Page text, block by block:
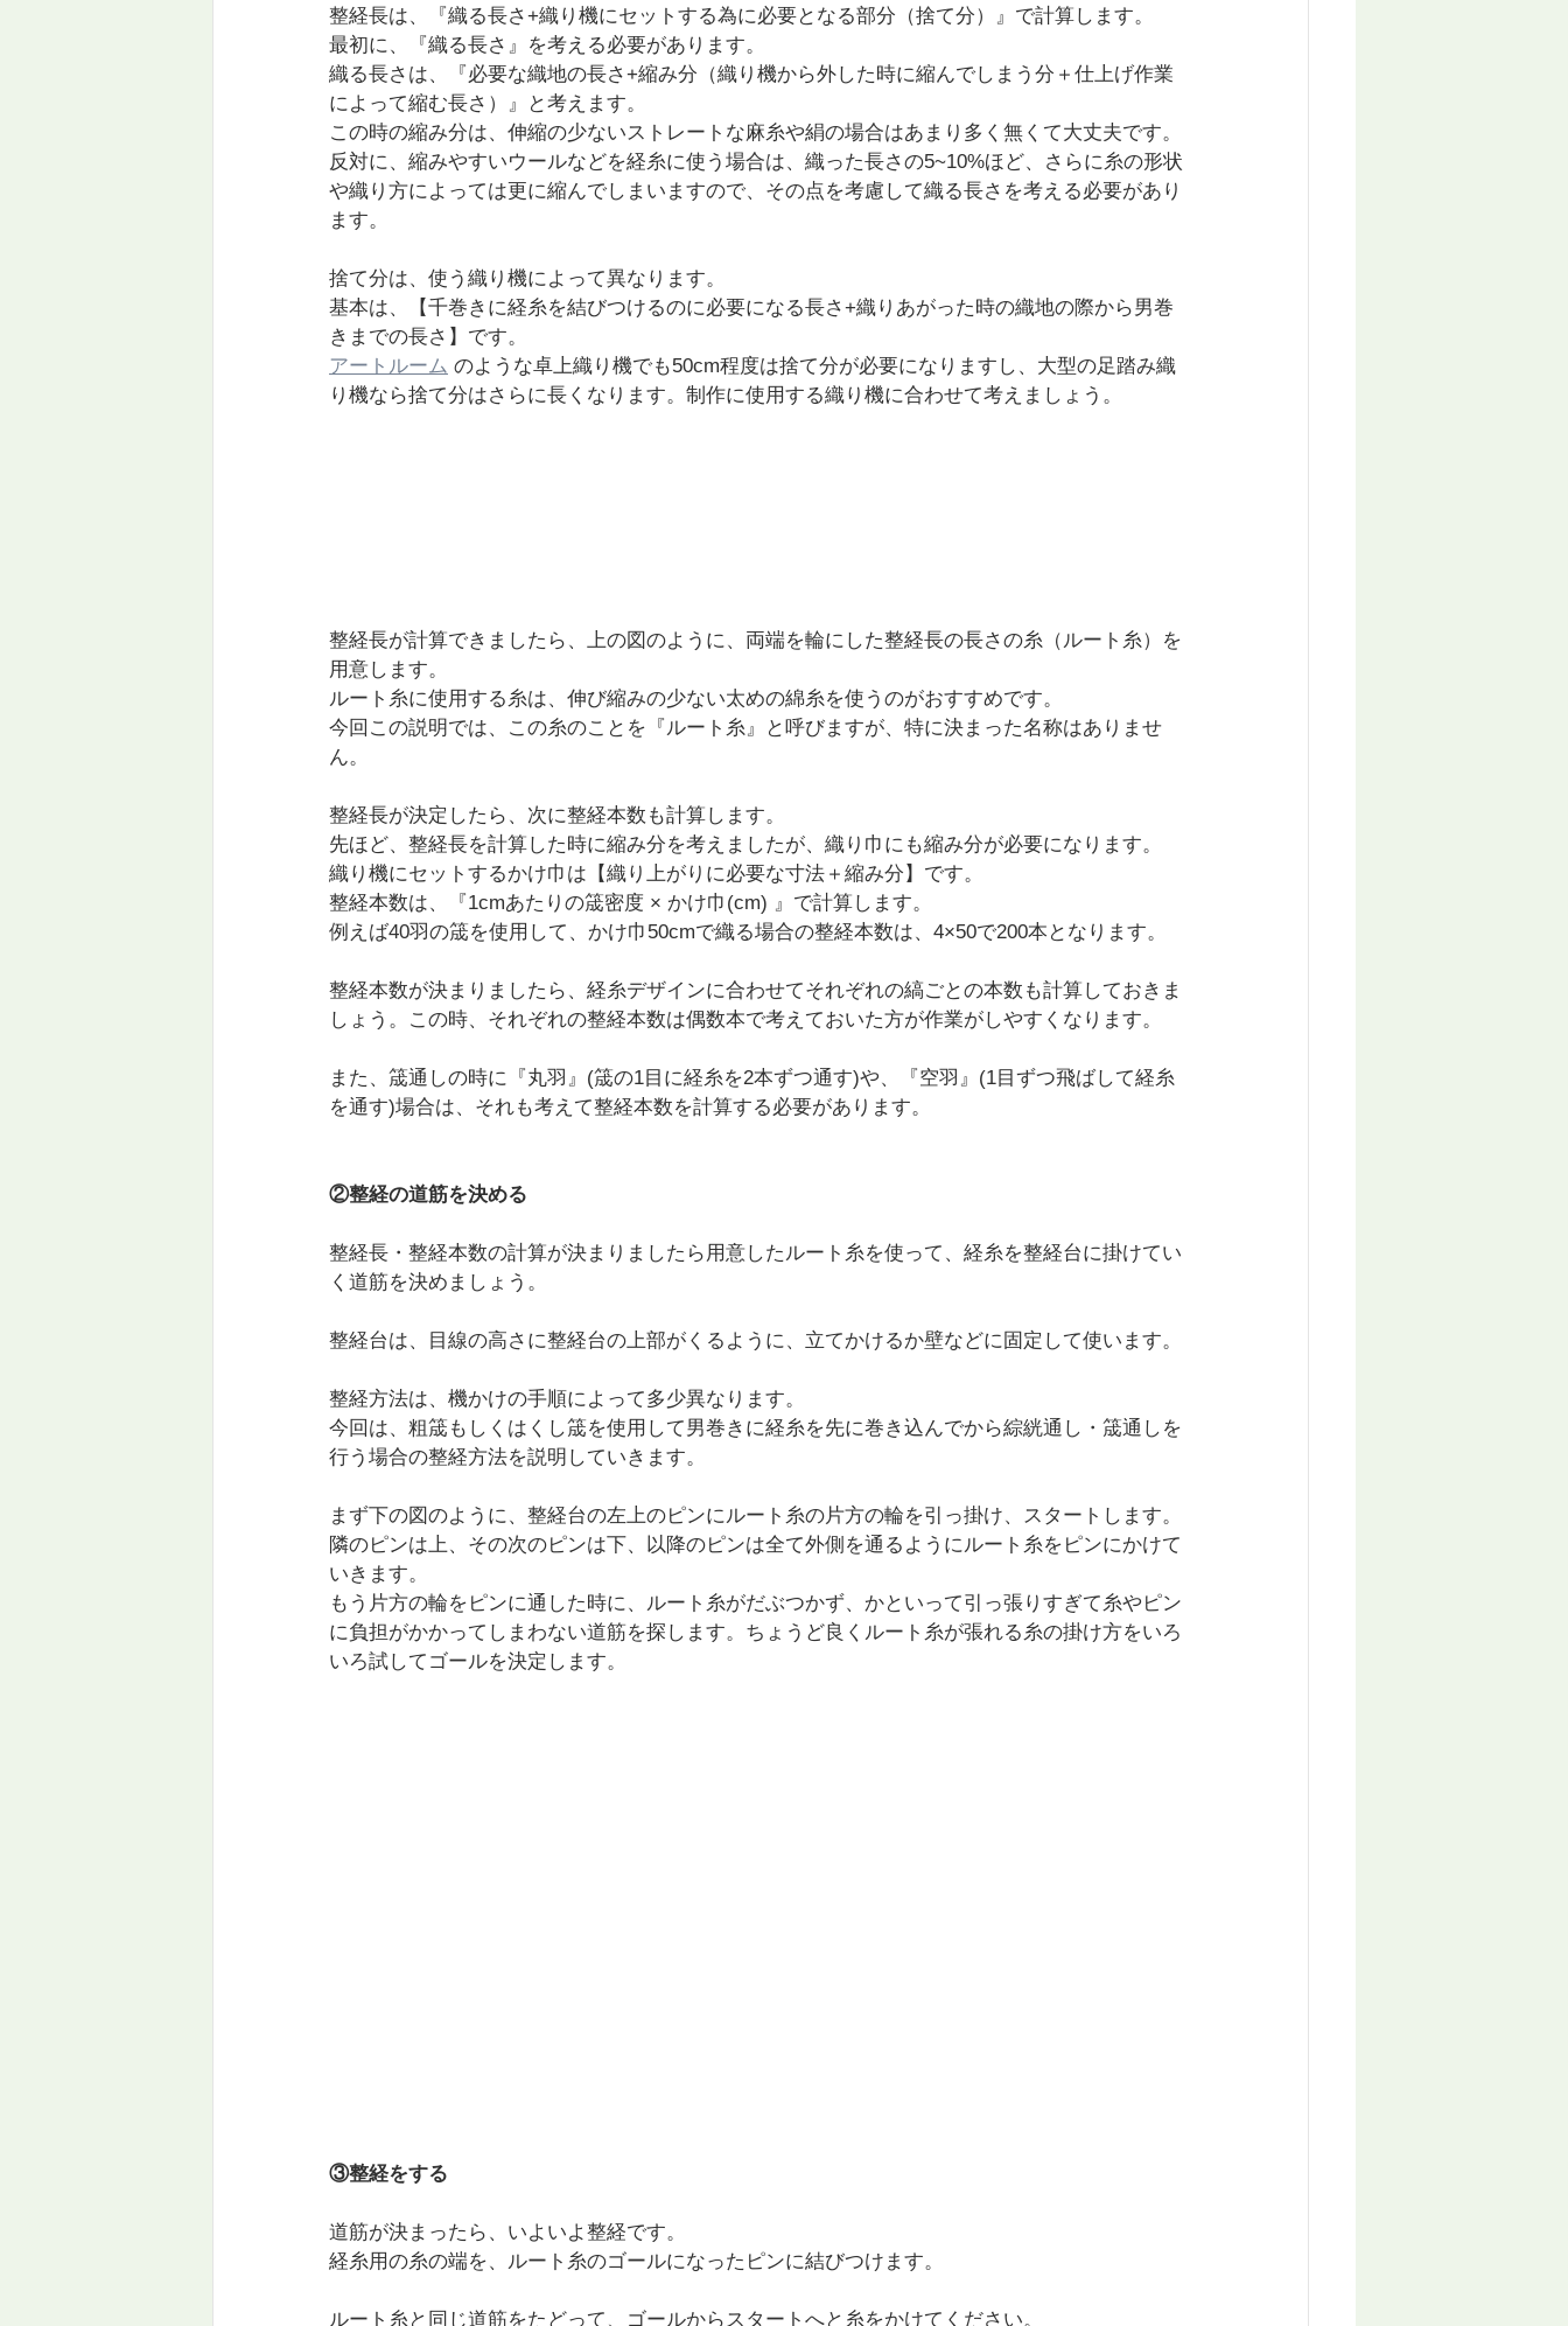
整経長は、『織る長さ+織り機にセットする為に必要となる部分（捨て分）』で計算します。
最初に、『織る長さ』を考える必要があります。
織る長さは、『必要な織地の長さ+縮み分（織り機から外した時に縮んでしまう分＋仕上げ作業
によって縮む長さ）』と考えます。
この時の縮み分は、伸縮の少ないストレートな麻糸や絹の場合はあまり多く無くて大丈夫です。
反対に、縮みやすいウールなどを経糸に使う場合は、織った長さの5~10%ほど、さらに糸の形状
や織り方によっては更に縮んでしまいますので、その点を考慮して織る長さを考える必要があり
ます。
捨て分は、使う織り機によって異なります。
基本は、【千巻きに経糸を結びつけるのに必要になる長さ+織りあがった時の織地の際から男巻
きまでの長さ】です。
アートルーム のような卓上織り機でも50cm程度は捨て分が必要になりますし、大型の足踏み織
り機なら捨て分はさらに長くなります。制作に使用する織り機に合わせて考えましょう。
整経長が計算できましたら、上の図のように、両端を輪にした整経長の長さの糸（ルート糸）を
用意します。
ルート糸に使用する糸は、伸び縮みの少ない太めの綿糸を使うのがおすすめです。
今回この説明では、この糸のことを『ルート糸』と呼びますが、特に決まった名称はありませ
ん。
整経長が決定したら、次に整経本数も計算します。
先ほど、整経長を計算した時に縮み分を考えましたが、織り巾にも縮み分が必要になります。
織り機にセットするかけ巾は【織り上がりに必要な寸法＋縮み分】です。
整経本数は、『1cmあたりの筬密度 × かけ巾(cm) 』で計算します。
例えば40羽の筬を使用して、かけ巾50cmで織る場合の整経本数は、4×50で200本となります。
整経本数が決まりましたら、経糸デザインに合わせてそれぞれの縞ごとの本数も計算しておきま
しょう。この時、それぞれの整経本数は偶数本で考えておいた方が作業がしやすくなります。
また、筬通しの時に『丸羽』(筬の1目に経糸を2本ずつ通す)や、『空羽』(1目ずつ飛ばして経糸
を通す)場合は、それも考えて整経本数を計算する必要があります。
②整経の道筋を決める
整経長・整経本数の計算が決まりましたら用意したルート糸を使って、経糸を整経台に掛けてい
く道筋を決めましょう。
整経台は、目線の高さに整経台の上部がくるように、立てかけるか壁などに固定して使います。
整経方法は、機かけの手順によって多少異なります。
今回は、粗筬もしくはくし筬を使用して男巻きに経糸を先に巻き込んでから綜絖通し・筬通しを
行う場合の整経方法を説明していきます。
まず下の図のように、整経台の左上のピンにルート糸の片方の輪を引っ掛け、スタートします。
隣のピンは上、その次のピンは下、以降のピンは全て外側を通るようにルート糸をピンにかけて
いきます。
もう片方の輪をピンに通した時に、ルート糸がだぶつかず、かといって引っ張りすぎて糸やピン
に負担がかかってしまわない道筋を探します。ちょうど良くルート糸が張れる糸の掛け方をいろ
いろ試してゴールを決定します。
③整経をする
道筋が決まったら、いよいよ整経です。
経糸用の糸の端を、ルート糸のゴールになったピンに結びつけます。
ルート糸と同じ道筋をたどって、ゴールからスタートへと糸をかけてください。